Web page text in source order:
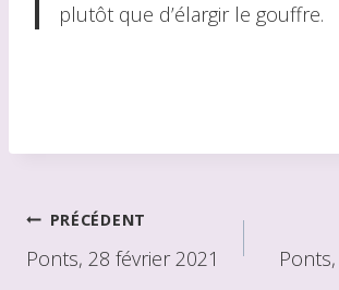
plutôt que d’élargir le gouffre.
Navigation
de
PRÉCÉDENT
Ponts, 28 février 2021